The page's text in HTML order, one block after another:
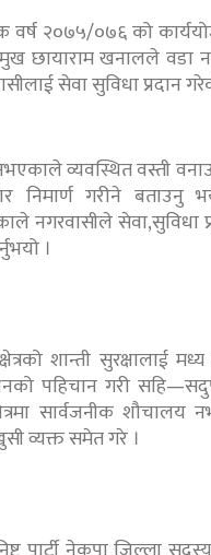
वर्ष २०७५/०७६ को
छायाराम खनालले वडा न
सेवा सुविधा प्रदान
व्यवस्थित वस्ती
निमार्ण गरीने बताउनु
नगरवासीले सेवा,सुविधा
।
शान्ती सुरक्षालाई
पहिचान गरी
सार्वजनीक
व्यक्त समेत गरे ।